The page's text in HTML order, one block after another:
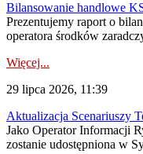
Bilansowanie handlowe
Prezentujemy raport o
operatora środków
Więcej...
29 lipca 2026, 11:39
Aktualizacja Scenariuszy
Jako Operator Informacji
zostanie udostępniona w